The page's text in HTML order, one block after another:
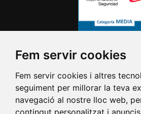
Fem servir cookies
Fem servir cookies i altres
seguiment per millorar la teva
navegació al nostre lloc web,
contingut personalitzat i